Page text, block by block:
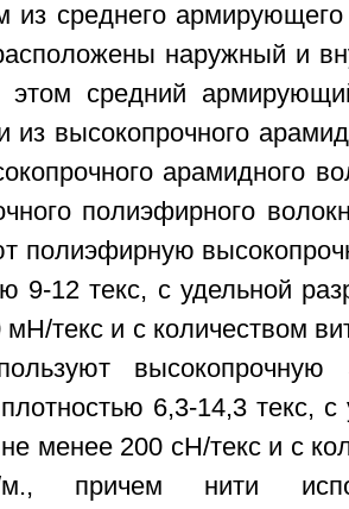
из среднего
наружный и
этом средний
из высокопрочного
арамидного
полиэфирного
полиэфирную
9-12 текс, с удельной
текс и с количеством
6,3-14,3 текс,
не менее 200 сН/текс и с
м., причем нити